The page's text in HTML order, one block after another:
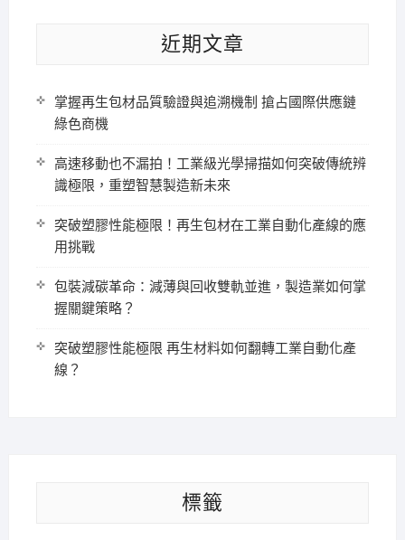
近期文章
掌握再生包材品質驗證與追溯機制 搶占國際供應鏈
綠色商機
高速移動也不漏拍！工業級光學掃描如何突破傳統辨
識極限，重塑智慧製造新未來
突破塑膠性能極限！再生包材在工業自動化產線的應
用挑戰
包裝減碳革命：減薄與回收雙軌並進，製造業如何掌
握關鍵策略？
突破塑膠性能極限 再生材料如何翻轉工業自動化產
線？
標籤